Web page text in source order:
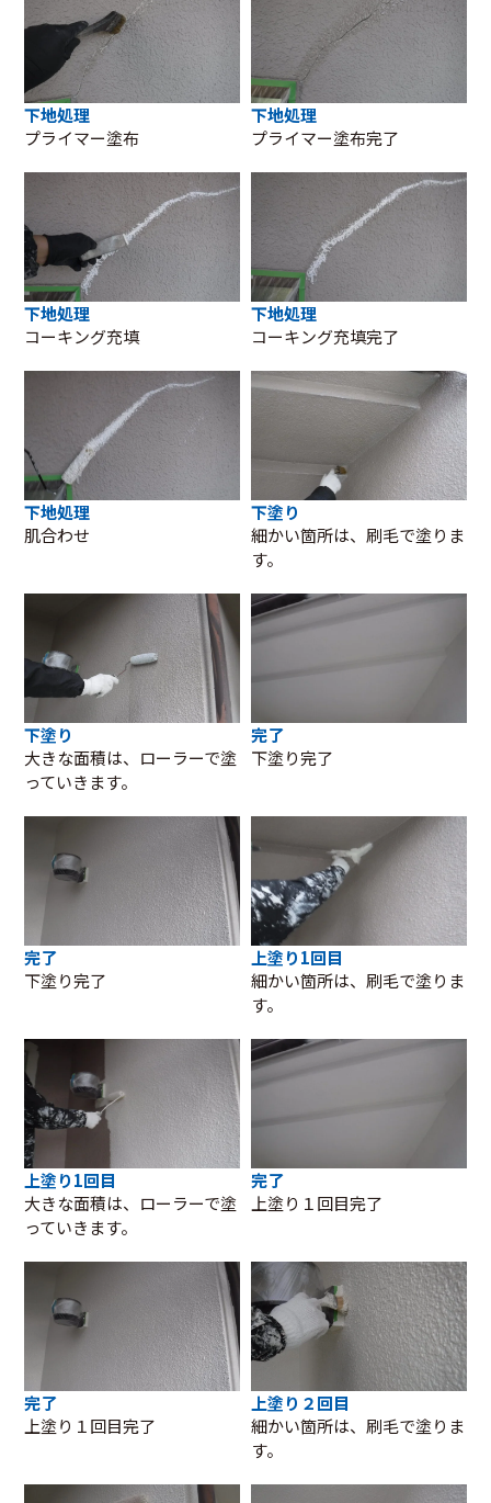
下地処理
プライマー塗布
下地処理
プライマー塗布完了
下地処理
コーキング充填
下地処理
コーキング充填完了
下地処理
肌合わせ
下塗り
細かい箇所は、刷毛で塗りま
す。
下塗り
大きな面積は、ローラーで塗
っていきます。
完了
下塗り完了
完了
下塗り完了
上塗り1回目
細かい箇所は、刷毛で塗りま
す。
上塗り1回目
大きな面積は、ローラーで塗
っていきます。
完了
上塗り１回目完了
完了
上塗り１回目完了
上塗り２回目
細かい箇所は、刷毛で塗りま
す。